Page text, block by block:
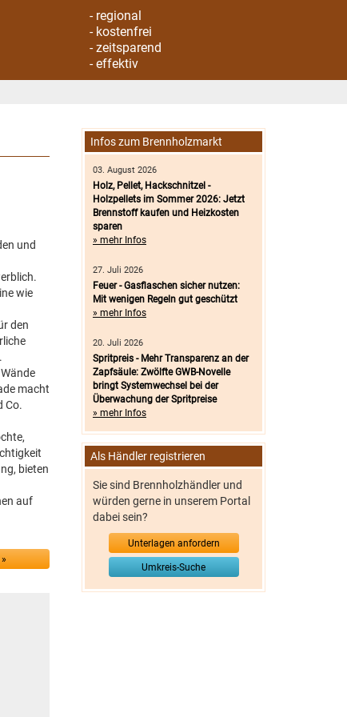
- regional
- kostenfrei
- zeitsparend
- effektiv
und
wie
den
macht
Co.
bieten
auf
Infos zum Brennholzmarkt
03. August 2026
Holz, Pellet, Hackschnitzel -
Holzpellets im Sommer 2026: Jetzt
Brennstoff kaufen und Heizkosten
sparen
» mehr Infos
27. Juli 2026
Feuer - Gasflaschen sicher nutzen:
Mit wenigen Regeln gut geschützt
» mehr Infos
20. Juli 2026
Spritpreis - Mehr Transparenz an der
Zapfsäule: Zwölfte GWB-Novelle
bringt Systemwechsel bei der
Überwachung der Spritpreise
» mehr Infos
Als Händler registrieren
Sie sind Brennholzhändler und
würden gerne in unserem Portal
dabei sein?
Unterlagen anfordern
Umkreis-Suche